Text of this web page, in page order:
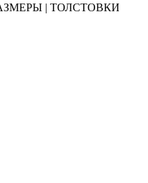
| ТОЛСТОВКИ